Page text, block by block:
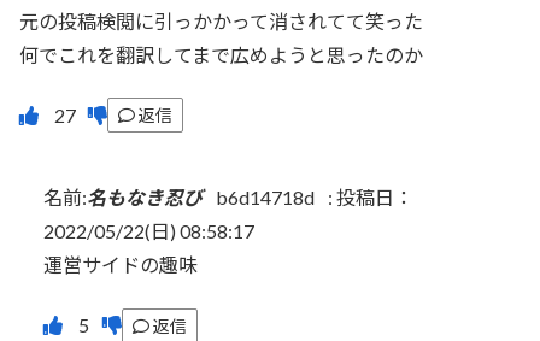
元の投稿検閲に引っかかって消されてて笑った
何でこれを翻訳してまで広めようと思ったのか
返信
名前:名もなき忍び b6d14718d : 投稿日：
2022/05/22(日) 08:58:17
運営サイドの趣味
返信